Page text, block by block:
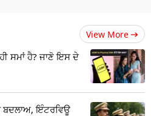
View More
ਸਮਾਂ ਹੈ? ਜਾਣੋ ਇਸ ਦੇ
ਬਦਲਾਅ, ਇੰਟਰਵਿਊ